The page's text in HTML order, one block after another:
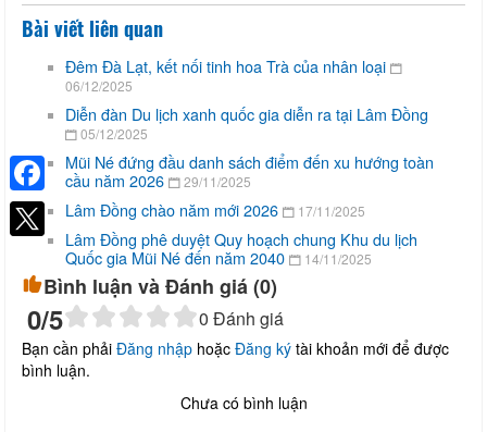
Bài viết liên quan
Đêm Đà Lạt, kết nối tinh hoa Trà của nhân loại
06/12/2025
Diễn đàn Du lịch xanh quốc gia diễn ra tại Lâm Đồng
05/12/2025
Mũi Né đứng đầu danh sách điểm đến xu hướng toàn
cầu năm 2026
29/11/2025
Lâm Đồng chào năm mới 2026 17/11/2025
Lâm Đồng phê duyệt Quy hoạch chung Khu du lịch
Quốc gia Mũi Né đến năm 2040
14/11/2025
Bình luận và Đánh giá (0)
0/5 0 Đánh giá
Bạn cần phải Đăng nhập hoặc Đăng ký tài khoản mới để được
bình luận.
Chưa có bình luận
Facebook